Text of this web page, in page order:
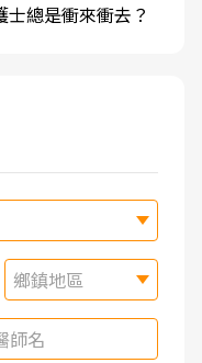
總是衝來衝去？
鄉鎮地區